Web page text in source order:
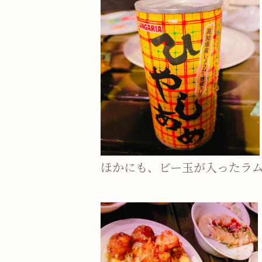
ほかにも、ビー玉が入ったラ